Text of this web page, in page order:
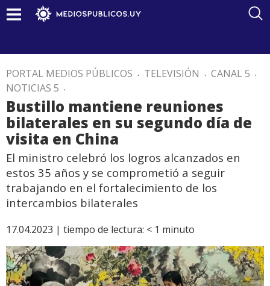
PORTAL MEDIOS PÚBLICOS . TELEVISIÓN . CANAL 5 .
NOTICIAS 5 .
Bustillo mantiene reuniones
bilaterales en su segundo día de
visita en China
El ministro celebró los logros alcanzados en
estos 35 años y se comprometió a seguir
trabajando en el fortalecimiento de los
intercambios bilaterales
17.04.2023 | tiempo de lectura: < 1 minuto